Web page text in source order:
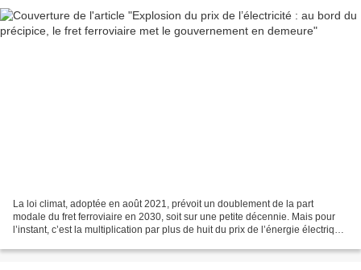
La loi climat, adoptée en août 2021, prévoit un doublement de la part
modale du fret ferroviaire en 2030, soit sur une petite décennie. Mais pour
l’instant, c’est la multiplication par plus de huit du prix de l’énergie électrique